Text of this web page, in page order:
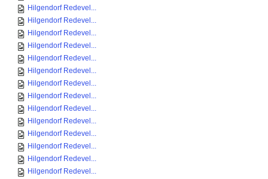
Hilgendorf Redevel...
Hilgendorf Redevel...
Hilgendorf Redevel...
Hilgendorf Redevel...
Hilgendorf Redevel...
Hilgendorf Redevel...
Hilgendorf Redevel...
Hilgendorf Redevel...
Hilgendorf Redevel...
Hilgendorf Redevel...
Hilgendorf Redevel...
Hilgendorf Redevel...
Hilgendorf Redevel...
Hilgendorf Redevel...